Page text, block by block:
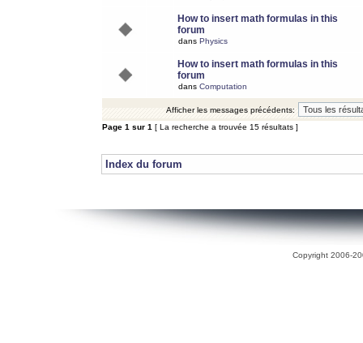
How to insert math formulas in this
forum
dans Physics
How to insert math formulas in this
forum
dans Computation
Afficher les messages précédents:
Page 1 sur 1 [ La recherche a trouvée 15 résultats ]
Index du forum
Copyright 2006-